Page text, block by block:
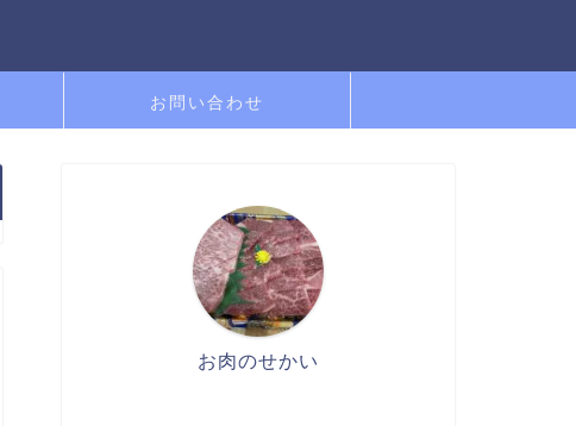
お問い合わせ
お肉のせかい